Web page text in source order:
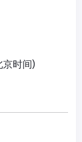
京时间)